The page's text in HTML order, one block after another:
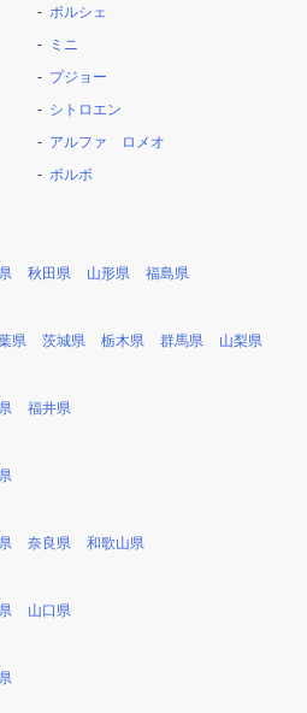
ポルシェ
ミニ
プジョー
シトロエン
アルファ ロメオ
ボルボ
秋田県 山形県 福島県
県 茨城県 栃木県 群馬県 山梨県
福井県
奈良県 和歌山県
山口県